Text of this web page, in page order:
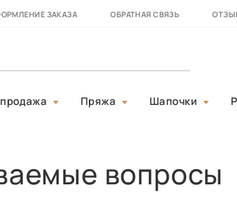
ЗАКАЗА ОБРАТНАЯ СВЯЗЬ
Пряжа Шапочки
вопросы